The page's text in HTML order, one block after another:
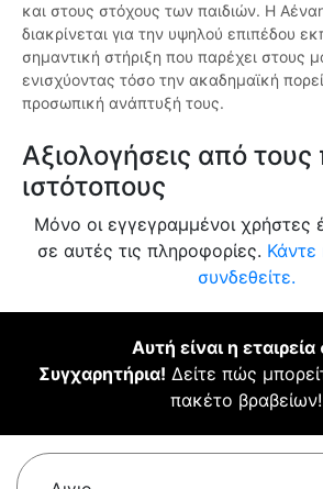
και στους στόχους των παιδιών. Η
διακρίνεται για την υψηλού επιπέδου
σημαντική στήριξη που παρέχει στους
ενισχύοντας τόσο την ακαδημαϊκή
προσωπική ανάπτυξή τους.
Αξιολογήσεις από
ιστότοπους
Μόνο οι εγγεγραμμένοι χρήστες
σε αυτές τις πληροφορίες. Κάντε
συνδεθείτε.
Αυτή είναι η εταιρεία
Συγχαρητήρια! Δείτε πώς
πακέτο βραβείων!